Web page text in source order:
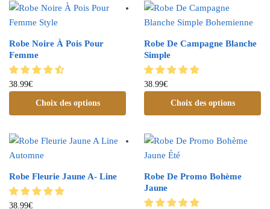
Robe Noire À Pois Pour
Femme
38.99€
Choix des options
Robe De Campagne Blanche
Simple
38.99€
Choix des options
Robe Fleurie Jaune A- Line
38.99€
Robe De Promo Bohème
Jaune